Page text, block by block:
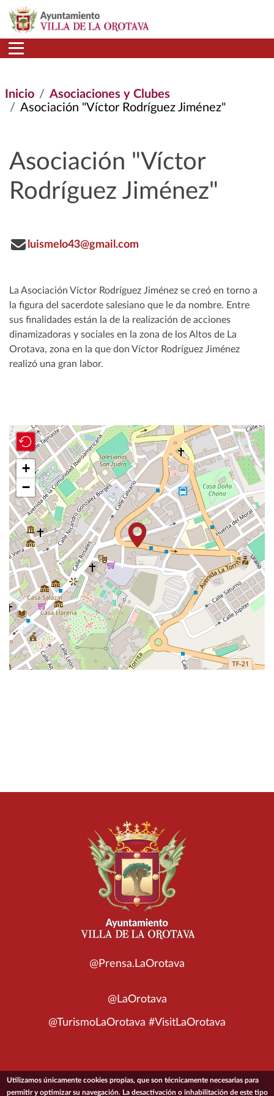
Pasar al contenido principal
Inicio
Asociaciones y Clubes
Asociación "Víctor Rodríguez Jiménez"
Asociación "Víctor
Rodríguez Jiménez"
luismelo43@gmail.com
La Asociación Víctor Rodríguez Jiménez se creó en torno a
la figura del sacerdote salesiano que le da nombre. Entre
sus finalidades están la de la realización de acciones
dinamizadoras y sociales en la zona de los Altos de La
Orotava, zona en la que don Víctor Rodríguez Jiménez
realizó una gran labor.
+
−
@Prensa.LaOrotava
@LaOrotava
@TurismoLaOrotava #VisitLaOrotava
© 2026 Ayuntamiento de la Villa de La Orotava
Utilizamos únicamente cookies propias, que son técnicamente necesarias para
permitir y optimizar su navegación. La desactivación o inhabilitación de este tipo